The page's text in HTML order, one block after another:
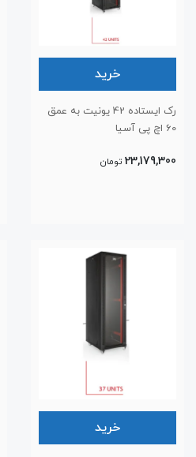
خرید
رک ایستاده 42 یونیت به عمق
60 اچ پی آسیا
23,179,300 تومان
خرید